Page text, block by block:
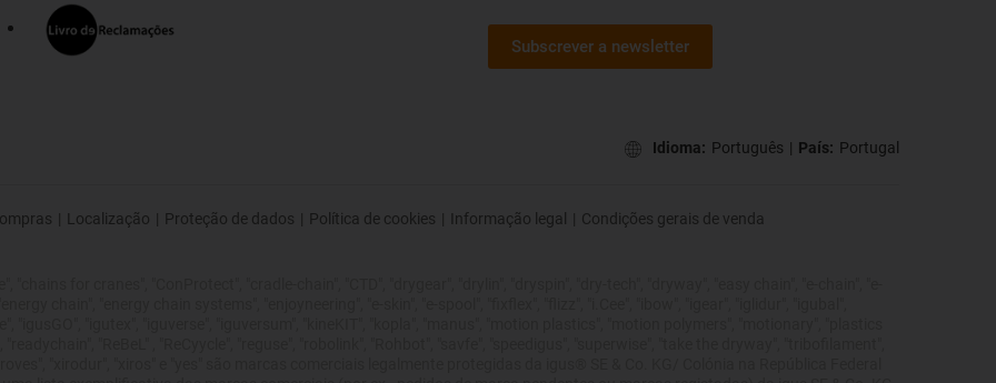
Subscrever a newsletter
Idioma: Português | País: Portugal
| Localização | Proteção de dados | Política de cookies | Informação legal | Condições gerais de venda